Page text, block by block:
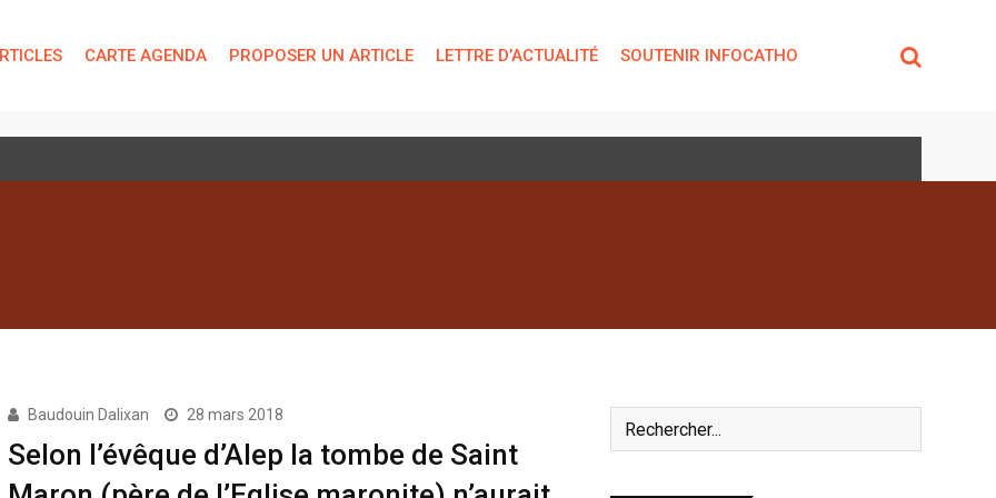
CARTE AGENDA PROPOSER UN ARTICLE LETTRE D’ACTUALITÉ SOUTENIR INFOCATHO
de « bien-être »
Baudouin Dalixan 28 mars 2018
Selon l’évêque d’Alep la tombe de Saint